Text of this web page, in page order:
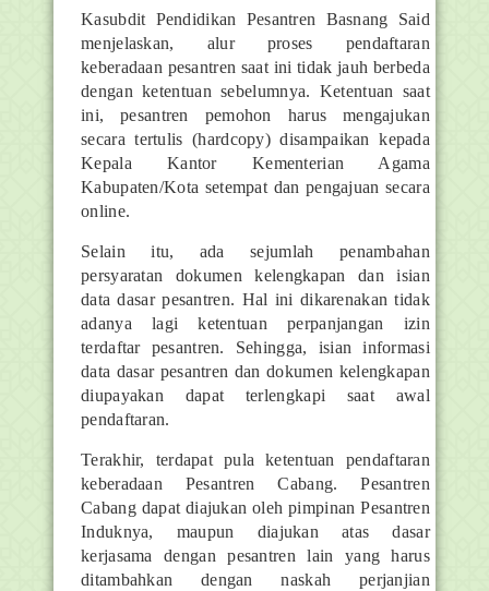
Kasubdit Pendidikan Pesantren Basnang Said
menjelaskan, alur proses pendaftaran
keberadaan pesantren saat ini tidak jauh berbeda
dengan ketentuan sebelumnya. Ketentuan saat
ini, pesantren pemohon harus mengajukan
secara tertulis (hardcopy) disampaikan kepada
Kepala Kantor Kementerian Agama
Kabupaten/Kota setempat dan pengajuan secara
online.
Selain itu, ada sejumlah penambahan
persyaratan dokumen kelengkapan dan isian
data dasar pesantren. Hal ini dikarenakan tidak
adanya lagi ketentuan perpanjangan izin
terdaftar pesantren. Sehingga, isian informasi
data dasar pesantren dan dokumen kelengkapan
diupayakan dapat terlengkapi saat awal
pendaftaran.
Terakhir, terdapat pula ketentuan pendaftaran
keberadaan Pesantren Cabang. Pesantren
Cabang dapat diajukan oleh pimpinan Pesantren
Induknya, maupun diajukan atas dasar
kerjasama dengan pesantren lain yang harus
ditambahkan dengan naskah perjanjian